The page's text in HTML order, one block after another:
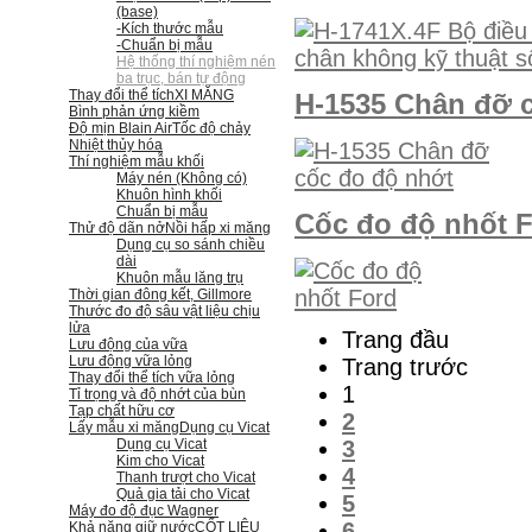
(base)
-Kích thước mẫu
-Chuẩn bị mẫu
Hệ thống thí nghiệm nén
ba trục, bán tự động
Thay đổi thể tíchXI MĂNG
Bình phản ứng kiềm
Độ mịn Blain AirTốc độ chảy
Nhiệt thủy hóa
Thí nghiệm mẫu khối
Máy nén (Không có)
Khuôn hình khối
Chuẩn bị mẫu
Thử độ dãn nởNồi hấp xi măng
Dụng cụ so sánh chiều
dài
Khuôn mẫu lăng trụ
Thời gian đông kết, Gillmore
Thước đo độ sâu vật liệu chịu
lửa
Lưu động của vữa
Lưu động vữa lỏng
Thay đổi thể tích vữa lỏng
Tỉ trọng và độ nhớt của bùn
Tạp chất hữu cơ
Lấy mẫu xi măng Dụng cụ Vicat
Dụng cụ Vicat
Kim cho Vicat
Thanh trượt cho Vicat
Quả gia tải cho Vicat
Máy đo độ đục Wagner
Khả năng giữ nướcCỐT LIỆU
H-1535 Chân đỡ
Cốc đo độ nhốt
Trang đầu
Trang trước
1
2
3
4
5